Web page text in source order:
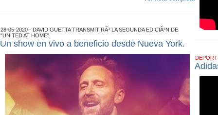
28-05-2020 - DAVID GUETTA TRANSMITIRÃ³ LA SEGUNDA EDICIÃ³N DE
"UNITED AT HOME".
Un show en vivo a beneficio desde Nueva York.